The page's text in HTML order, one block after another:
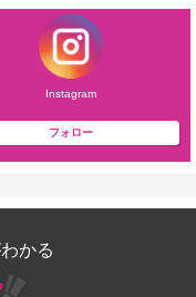
Instagram
フォロー
かる